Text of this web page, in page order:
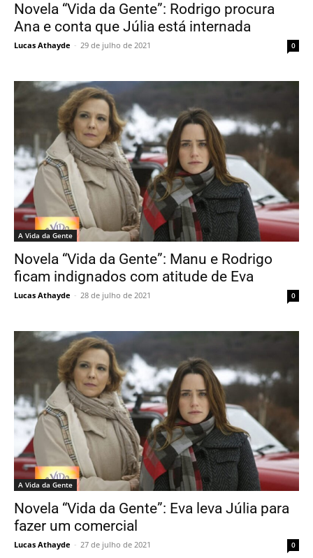
Novela “Vida da Gente”: Rodrigo procura
Ana e conta que Júlia está internada
Lucas Athayde - 29 de julho de 2021 0
A Vida da Gente
Novela “Vida da Gente”: Manu e Rodrigo
ficam indignados com atitude de Eva
Lucas Athayde - 28 de julho de 2021 0
A Vida da Gente
Novela “Vida da Gente”: Eva leva Júlia para
fazer um comercial
Lucas Athayde - 27 de julho de 2021 0